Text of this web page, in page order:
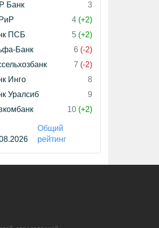
Банк
3
4 (+2)
ПСБ
5 (+2)
Банк
6 (-2)
7 (-2)
Инго
8
Уралсиб
9
10 (+2)
Общий
рейтинг